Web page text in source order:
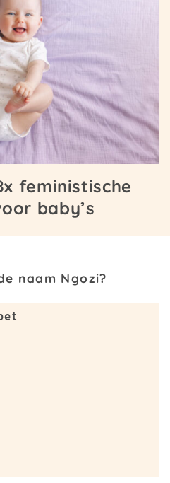
feministische
baby’s
naam Ngozi?